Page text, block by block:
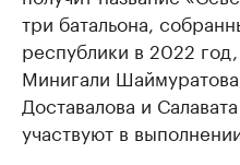
три батальона,
республики в 2022
Минигали
Доставалова и
участвуют в